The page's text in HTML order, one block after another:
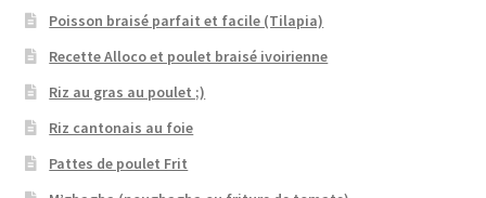
Poisson braisé parfait et facile (Tilapia)
Recette Alloco et poulet braisé ivoirienne
Riz au gras au poulet ;)
Riz cantonais au foie
Pattes de poulet Frit